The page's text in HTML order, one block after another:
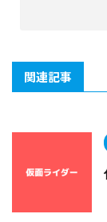
関連記事